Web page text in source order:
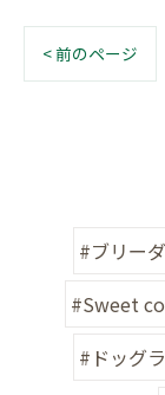
< 前のページ
#ブリー
#Sweet
#ドッグ